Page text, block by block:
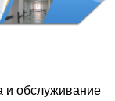
и обслуживание